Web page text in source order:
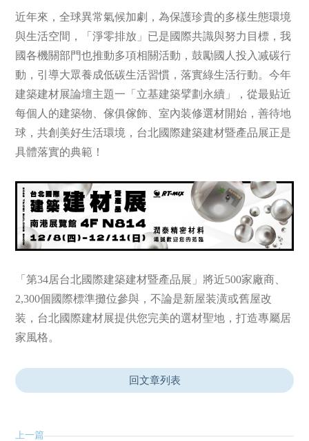
近年來，全球異常氣候加劇，為保護珍貴的多樣生態環境
與生活空間，「淨零排放」已是國際共識與努力目標，我
國各機關部門也推動多項相關活動，鼓勵國人投入减碳行
動，引導大眾養成低碳生活習慣，落實綠生活行動。今年
建築建材展論壇主題一「立基建築擘劃永續」，從最贴近
每個人的建築物、傢俱傢飾、室內装修選材開始，善待地
球，共創美好生活環境，台北國際建築建材暨產品展正是
具體落實的典範！
「第34居台北國際建築建材暨產品展」將近500家廠商、
2,300個國際標準攤位參與，不論是新屋装潢或舊屋改
装，台北國際建材展提供您完美的選材聖地，打造專屬居
家風格。
回文章列表
上一篇